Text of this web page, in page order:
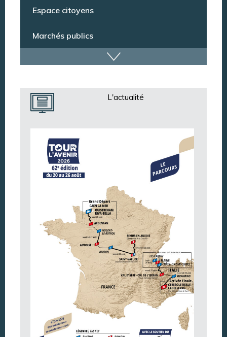
Conseil municipal
Espace citoyens
Annuaire des services
L'actualité